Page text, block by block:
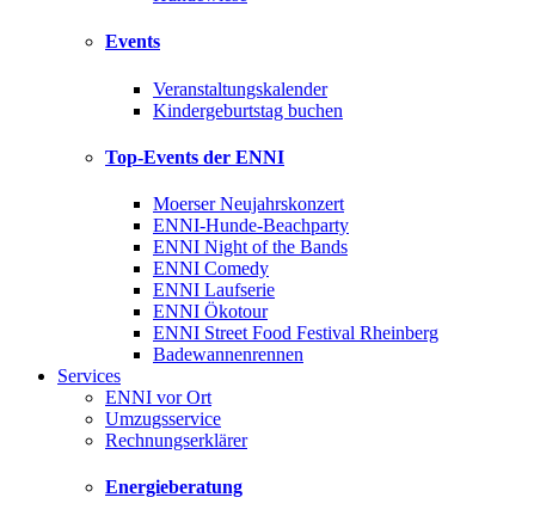
Events
Veranstaltungskalender
Kindergeburtstag buchen
Top-Events der ENNI
Moerser Neujahrskonzert
ENNI-Hunde-Beachparty
ENNI Night of the Bands
ENNI Comedy
ENNI Laufserie
ENNI Ökotour
ENNI Street Food Festival Rheinberg
Badewannenrennen
Services
ENNI vor Ort
Umzugsservice
Rechnungserklärer
Energieberatung